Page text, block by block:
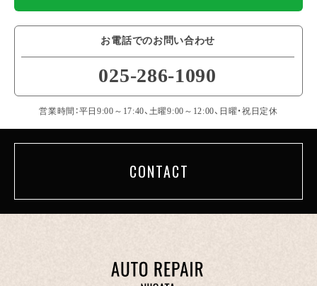
お電話でのお問い合わせ
025-286-1090
営業時間：平日9:00～17:40、土曜9:00～12:00、日曜・祝日定休
CONTACT